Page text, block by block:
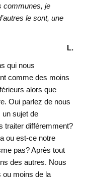
communes, je
le sont, une
L.
qui nous
comme des moins
alors que
Oui parlez de nous
sujet de
traiter différemment?
ou est-ce notre
pas? Après tout
des autres. Nous
ou moins de la